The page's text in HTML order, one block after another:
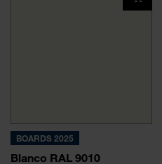
BOARDS 2025
Blanco RAL 9010